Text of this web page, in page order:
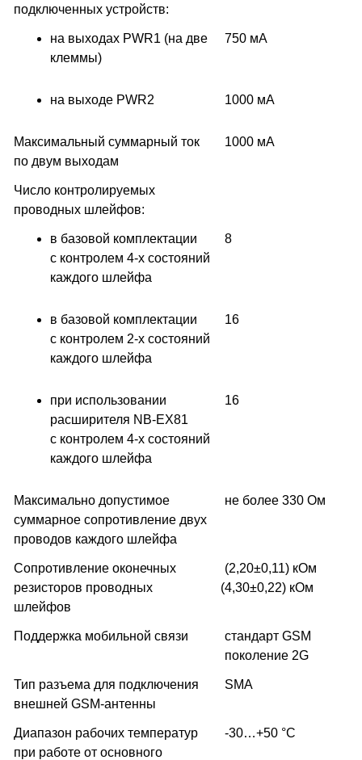
подключенных устройств:
на выходах PWR1 (на две
клеммы)
750 мА
на выходе PWR2 1000 мА
Максимальный суммарный ток
по двум выходам
1000 мА
Число контролируемых
проводных шлейфов:
в базовой комплектации
с контролем 4-х состояний
каждого шлейфа
8
в базовой комплектации
с контролем 2-х состояний
каждого шлейфа
16
при использовании
расширителя NB-EX81
с контролем 4-х состояний
каждого шлейфа
16
Максимально допустимое
суммарное сопротивление двух
проводов каждого шлейфа
не более 330 Ом
Сопротивление оконечных
резисторов проводных
шлейфов
(2,20±0,11) кОм
(4,30±0,22) кОм
Поддержка мобильной связи
стандарт GSM
поколение 2G
Тип разъема для подключения
внешней GSM-антенны
SMA
Диапазон рабочих температур
при работе от основного
-30…+50 °С